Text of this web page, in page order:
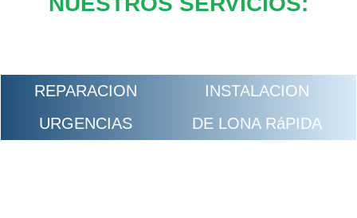
REPARACION
INSTALACION
URGENCIAS
DE LONA RáPIDA